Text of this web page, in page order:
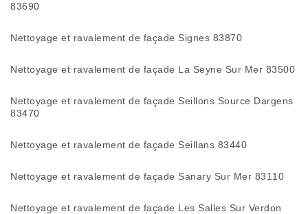
83690
Nettoyage et ravalement de façade Signes 83870
Nettoyage et ravalement de façade La Seyne Sur Mer 83500
Nettoyage et ravalement de façade Seillons Source Dargens
83470
Nettoyage et ravalement de façade Seillans 83440
Nettoyage et ravalement de façade Sanary Sur Mer 83110
Nettoyage et ravalement de façade Les Salles Sur Verdon